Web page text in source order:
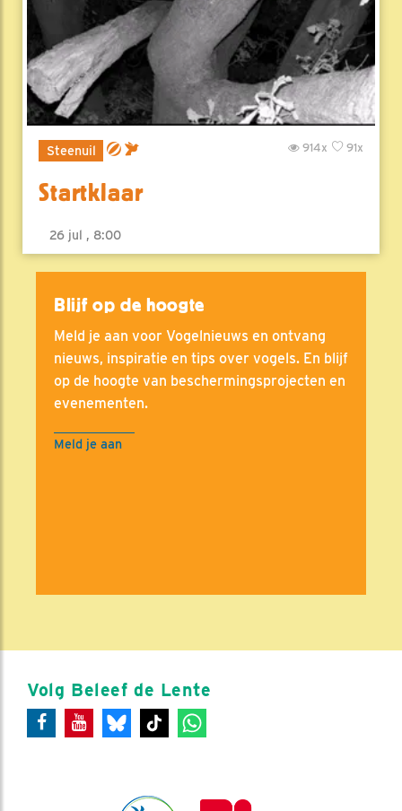
Steenuil 91x
914x
Startklaar
26 jul , 8:00
Blijf op de hoogte
Meld je aan voor Vogelnieuws en ontvang
nieuws, inspiratie en tips over vogels. En blijf
op de hoogte van beschermingsprojecten en
evenementen.
Meld je aan
Volg Beleef de Lente